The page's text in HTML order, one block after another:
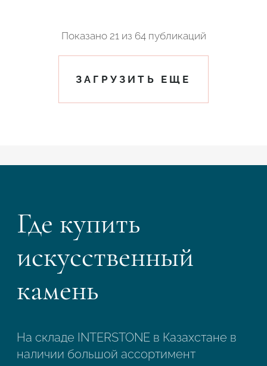
Показано 21 из 64 публикаций
ЗАГРУЗИТЬ ЕЩЕ
Где купить
искусственный
камень
На складе INTERSTONE в Казахстане в
наличии большой ассортимент